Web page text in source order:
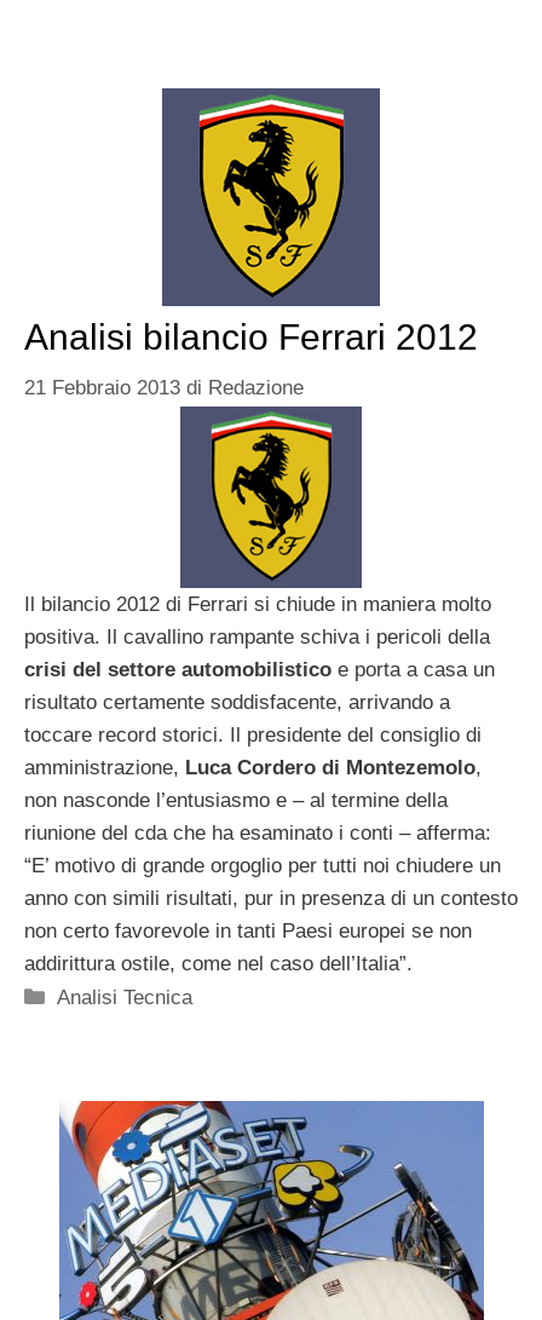
Analisi bilancio Ferrari 2012
21 Febbraio 2013 di Redazione
Il bilancio 2012 di Ferrari si chiude in maniera molto
positiva. Il cavallino rampante schiva i pericoli della
crisi del settore automobilistico e porta a casa un
risultato certamente soddisfacente, arrivando a
toccare record storici. Il presidente del consiglio di
amministrazione, Luca Cordero di Montezemolo,
non nasconde l’entusiasmo e – al termine della
riunione del cda che ha esaminato i conti – afferma:
“E’ motivo di grande orgoglio per tutti noi chiudere un
anno con simili risultati, pur in presenza di un contesto
non certo favorevole in tanti Paesi europei se non
addirittura ostile, come nel caso dell’Italia”.
Categorie
Analisi Tecnica